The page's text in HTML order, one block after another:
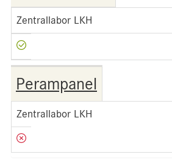
Zentrallabor LKH
Perampanel
Zentrallabor LKH